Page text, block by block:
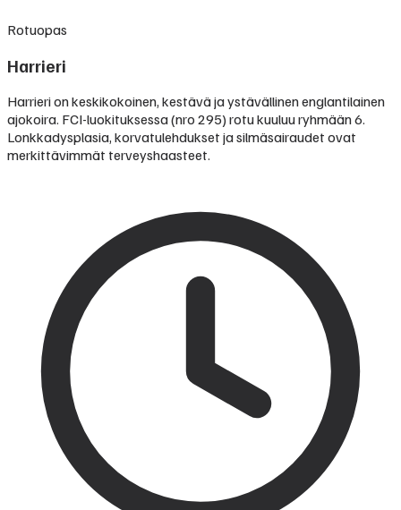
Rotuopas
Harrieri
Harrieri on keskikokoinen, kestävä ja ystävällinen englantilainen
ajokoira. FCI-luokituksessa (nro 295) rotu kuuluu ryhmään 6.
Lonkkadysplasia, korvatulehdukset ja silmäsairaudet ovat
merkittävimmät terveyshaasteet.